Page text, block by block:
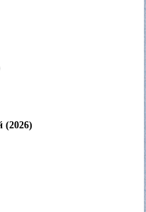
(2026)